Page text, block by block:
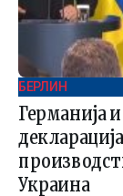
БЕРЛИН
Германија
Украина